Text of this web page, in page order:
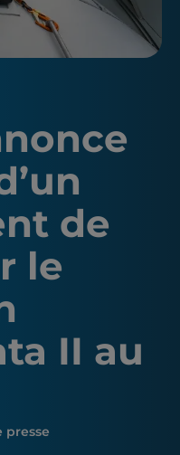
de
le
II au
presse